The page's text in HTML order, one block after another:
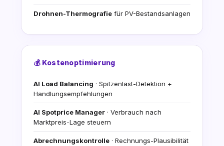
Drohnen-Thermografie für PV-Bestandsanlagen
💰 Kostenoptimierung
AI Load Balancing · Spitzenlast-Detektion +
Handlungsempfehlungen
AI Spotprice Manager · Verbrauch nach
Marktpreis-Lage steuern
Abrechnungskontrolle · Rechnungs-Plausibilität